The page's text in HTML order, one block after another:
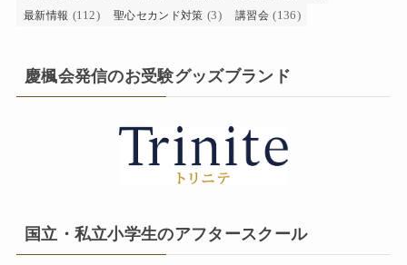
最新情報 (112) 聖心セカンド対策 (3) 講習会 (136)
慶楓会発信のお受験グッズブランド
国立・私立小学生のアフタースクール